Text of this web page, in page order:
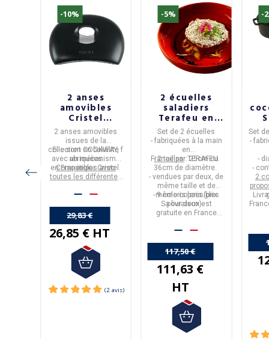
-10%
2 anses
amovibles
Cristel
Cookway
2 anses amovibles
issues de la
collection COOKWAY, f
abriquées
enFranceparCristel.
Elle sont en bakélite
avec un mécanisme
inox.
Compatibles avec
toutes les différentes
de la marque
Mutine, Strate.
29,83 €
26,85 € HT
-5%
2 écuelles
saladiers
Terafeu en
terre - 9
coloris 2
tailles
Set de 2 écuelles
- fabriquées à la main
en
France parTERAFEU.
- 2 tailles: 25cm ou
36cm de diamètre.
- vendues par deux, de
même taille et de
même coloris(prix
pour deux).
- 9 coloris possibles
Sa livraison est
gratuite en France
117,50 €
111,63 €
HT
-
Set
-
-
-
2